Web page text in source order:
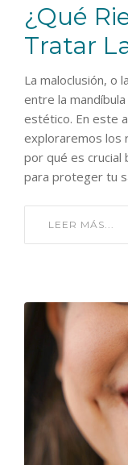
¿Qué
Tratar
La maloclusión, o
entre la
estético. En este
exploraremos los
por qué es crucial
para proteger tu
LEER MÁS...